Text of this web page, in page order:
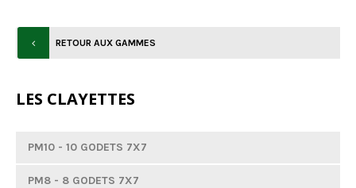
RETOUR AUX GAMMES
LES CLAYETTES
PM10 - 10 GODETS 7X7
PM8 - 8 GODETS 7X7